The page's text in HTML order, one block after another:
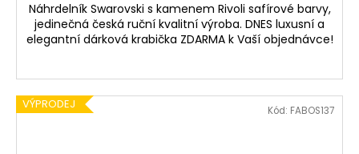
Náhrdelník Swarovski s kamenem Rivoli safírové barvy,
jedinečná česká ruční kvalitní výroba. DNES luxusní a
elegantní dárková krabička ZDARMA k Vaší objednávce!
VÝPRODEJ Kód: FABOS137